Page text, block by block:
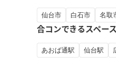
仙台市 白石市 名取
合コンできるスペー
あおば通駅 仙台駅